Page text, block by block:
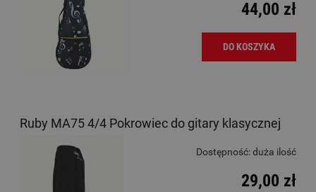
44,00 zł
DO KOSZYKA
Ruby MA75 4/4 Pokrowiec do gitary klasycznej
Dostępność:duża ilość
29,00 zł